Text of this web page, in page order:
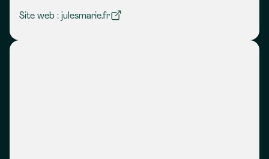
Site web : julesmarie.fr